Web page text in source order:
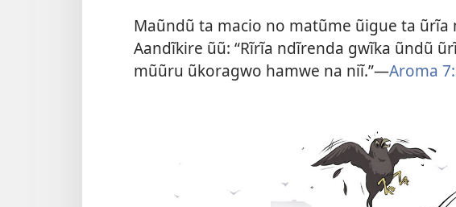
Maũndũ ta macio no matũme ũigue ta
Aandĩkire ũũ: “Rĩrĩa ndĩrenda gwĩka ũndũ
mũũru ũkoragwo hamwe na niĩ.”​—Aroma